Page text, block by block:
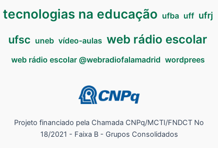
tecnologias na educação ufba uff ufrj
ufsc uneb vídeo-aulas web rádio escolar
web rádio escolar @webradiofalamadrid wordprees
Projeto financiado pela Chamada CNPq/MCTI/FNDCT No
18/2021 - Faixa B - Grupos Consolidados